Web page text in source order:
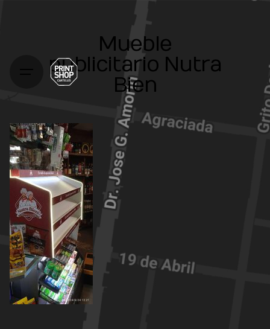
Mueble
publicitario Nutra
Bien